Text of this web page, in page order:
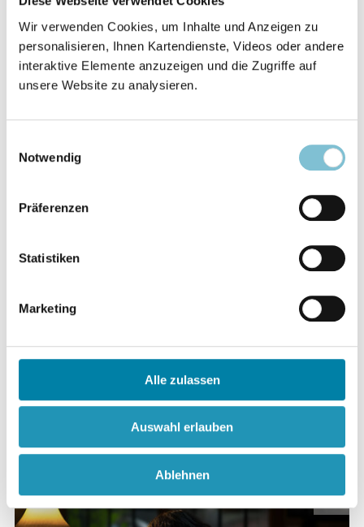
Wir verwenden Cookies, um Inhalte und Anzeigen zu
personalisieren, Ihnen Kartendienste, Videos oder andere
interaktive Elemente anzuzeigen und die Zugriffe auf
unsere Website zu analysieren.
Notwendig
Präferenzen
Statistiken
Marketing
Alle zulassen
Auswahl erlauben
Ablehnen
Eine neocharismatische Verschwörungserzählerin
08.02.2025
Rauchumwölkte Wahrheit
Desinformation und Verschwörungsspekulation
anlässlich der Brände in Los Angeles
©